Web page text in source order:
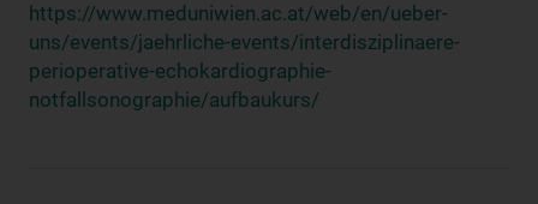
https://www.meduniwien.ac.at/web/en/ueber-
uns/events/jaehrliche-events/interdisziplinaere-
perioperative-echokardiographie-
notfallsonographie/aufbaukurs/